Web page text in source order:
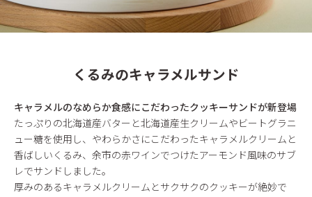
くるみのキャラメルサンド
キャラメルのなめらか食感にこだわったクッキーサンドが新登場
たっぷりの北海道産バターと北海道産生クリームやビートグラニ
ュー糖を使用し、やわらかさにこだわったキャラメルクリームと
香ばしいくるみ、余市の赤ワインでつけたアーモンド風味のサブ
レでサンドしました。
厚みのあるキャラメルクリームとサクサクのクッキーが絶妙で